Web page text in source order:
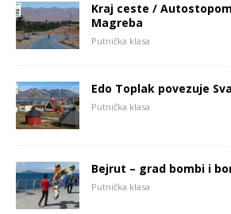
Kraj ceste /
Magreba
Putnička klasa
Edo Toplak povezuje
Putnička klasa
Bejrut – grad bombi i
Putnička klasa